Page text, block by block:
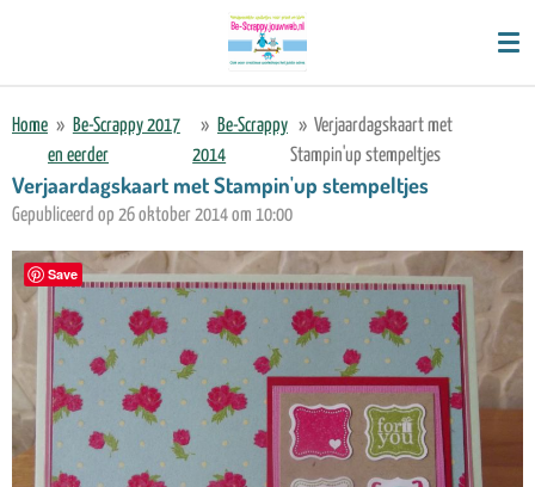
de
hoofdinhoud
Home » Be-Scrappy 2017
en eerder
» Be-Scrappy
2014
» Verjaardagskaart met
Stampin'up stempeltjes
Verjaardagskaart met Stampin'up stempeltjes
Gepubliceerd op 26 oktober 2014 om 10:00
Save